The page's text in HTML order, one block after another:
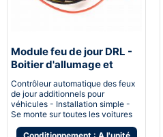
Module feu de jour DRL -
Boitier d'allumage et
extinction automatique
pour feux de jour Led
Contrôleur automatique des feux
de jour additionnels pour
véhicules - Installation simple -
Se monte sur toutes les voitures